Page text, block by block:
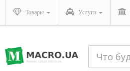
Товары Услуги